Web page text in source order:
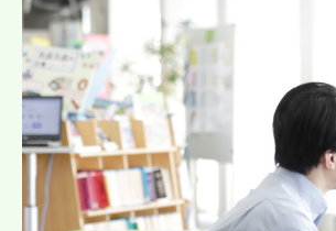
帰国生受験情報
説明会・イベント情報
よみもの